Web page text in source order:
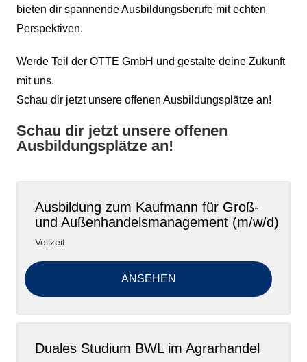
bieten dir spannende Ausbildungsberufe mit echten
Perspektiven.
Werde Teil der OTTE GmbH und gestalte deine Zukunft
mit uns.
Schau dir jetzt unsere offenen Ausbildungsplätze an!
Schau dir jetzt unsere offenen
Ausbildungsplätze an!
Ausbildung zum Kaufmann für Groß-
und Außenhandelsmanagement (m/w/d)
Vollzeit
ANSEHEN
Duales Studium BWL im Agrarhandel